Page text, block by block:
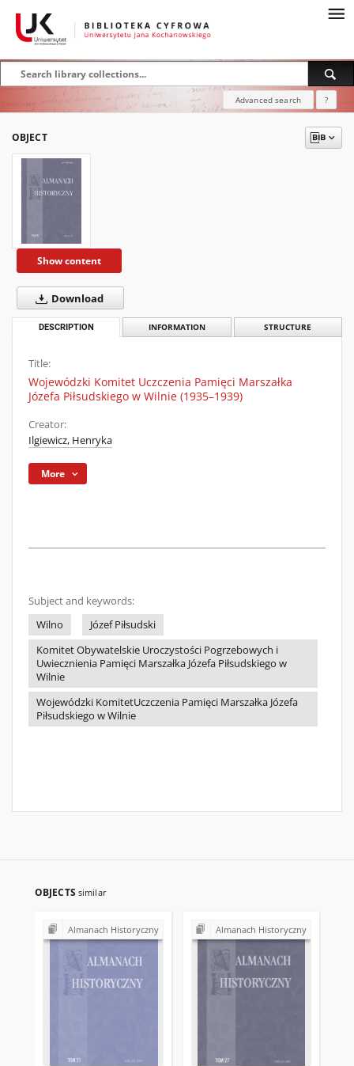
Advanced search ?
OBJECT
Show content
Download
DESCRIPTION INFORMATION STRUCTURE
Title:
Wojewódzki Komitet Uczczenia Pamięci Marszałka
Józefa Piłsudskiego w Wilnie (1935–1939)
Creator:
Ilgiewicz, Henryka
More
Subject and keywords:
Wilno
Józef Piłsudski
Komitet Obywatelskie Uroczystości Pogrzebowych i
Uwiecznienia Pamięci Marszałka Józefa Piłsudskiego w
Wilnie
Wojewódzki KomitetUczczenia Pamięci Marszałka Józefa
Piłsudskiego w Wilnie
OBJECTS similar
Almanach Historyczny Almanach Historyczny